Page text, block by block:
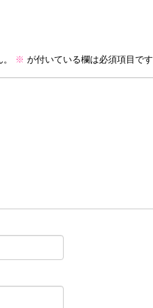
※ が付いている欄は必須項目です